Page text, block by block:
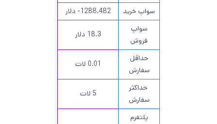
سواپ خرید
1288.482- دلار
سواپ
فروش
18.3 دلار
حداقل
سفارش
0.01 لات
حداکثر
سفارش
5 لات
پلتفرم